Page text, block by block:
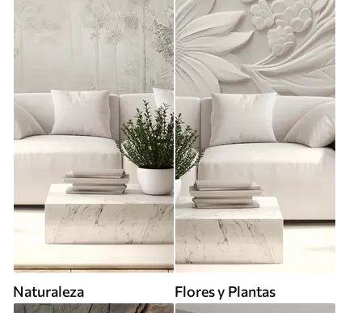
Naturaleza Flores y Plantas